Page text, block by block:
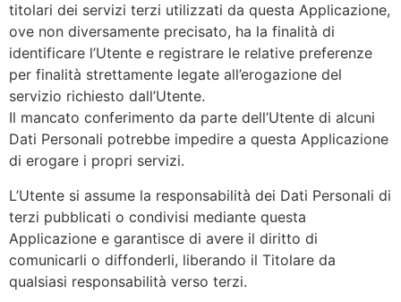
titolari dei servizi terzi utilizzati da questa Applicazione,
ove non diversamente precisato, ha la finalità di
identificare l’Utente e registrare le relative preferenze
per finalità strettamente legate all’erogazione del
servizio richiesto dall’Utente.
Il mancato conferimento da parte dell’Utente di alcuni
Dati Personali potrebbe impedire a questa Applicazione
di erogare i propri servizi.
L’Utente si assume la responsabilità dei Dati Personali di
terzi pubblicati o condivisi mediante questa
Applicazione e garantisce di avere il diritto di
comunicarli o diffonderli, liberando il Titolare da
qualsiasi responsabilità verso terzi.